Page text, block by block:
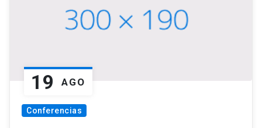
19 AGO
Conferencias